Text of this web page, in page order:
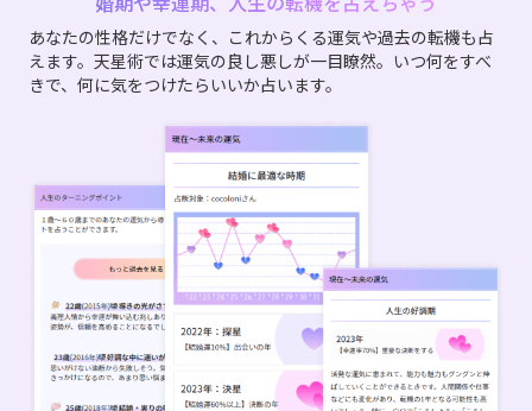
あなたの性格だけでなく、これからくる運気や過去の転機も占
えます。天星術では運気の良し悪しが一目瞭然。いつ何をすべ
きで、何に気をつけたらいいか占います。